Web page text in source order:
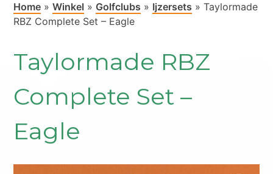
Home »Winkel » Golfclubs » Ijzersets »Taylormade
RBZ Complete Set – Eagle
Taylormade RBZ
Complete Set –
Eagle